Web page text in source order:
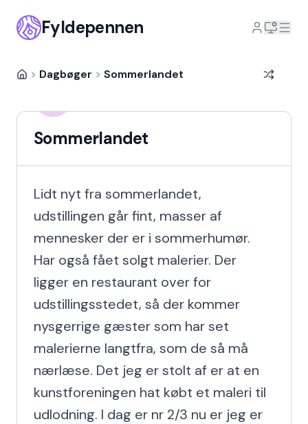
Fyldepennen
> Dagbøger > Sommerlandet
Sommerlandet
Lidt nyt fra sommerlandet,
udstillingen går fint, masser af
mennesker der er i sommerhumør.
Har også fået solgt malerier. Der
ligger en restaurant over for
udstillingsstedet, så der kommer
nysgerrige gæster som har set
malerierne langtfra, som de så må
nærlæse. Det jeg er stolt af er at en
kunstforeningen hat købt et maleri til
udlodning. I dag er nr 2/3 nu er jeg er